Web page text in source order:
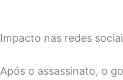
Impacto nas redes
Após o assassinato, o